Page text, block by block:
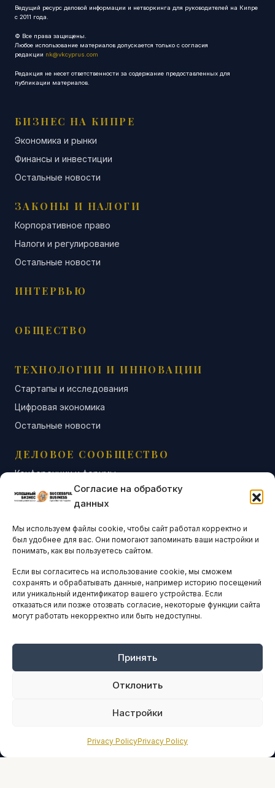
Согласие на обработку
данных
Мы используем файлы cookie, чтобы сайт работал корректно и
был удобнее для вас. Они помогают запоминать ваши настройки и
понимать, как вы пользуетесь сайтом.
Если вы согласитесь на использование cookie, мы сможем
сохранять и обрабатывать данные, например историю посещений
или уникальный идентификатор вашего устройства. Если
отказаться или позже отозвать согласие, некоторые функции сайта
могут работать некорректно или быть недоступны.
Принять
Отклонить
Настройки
Privacy PolicyPrivacy Policy
Ведущий ресурс деловой информации и нетворкинга для руководителей на Кипре
с 2011 года.
© Все права защищены.
Любое использование материалов допускается только с согласия
редакции nk@vkcyprus.com
Редакция не несет ответственности за содержание предоставленных для
публикации материалов.
БИЗНЕС НА КИПРЕ
Экономика и рынки
Финансы и инвестиции
Остальные новости
ЗАКОНЫ И НАЛОГИ
Корпоративное право
Налоги и регулирование
Остальные новости
ИНТЕРВЬЮ
ОБЩЕСТВО
ТЕХНОЛОГИИ И ИННОВАЦИИ
Стартапы и исследования
Цифровая экономика
Остальные новости
ДЕЛОВОЕ СООБЩЕСТВО
Конференции и форумы
Бизнес-клубы и ассоциации
Остальные новости
АНАЛИТИКА И СТАТИСТИКА
ARTICLES IN ENGLISH
НАВИГАЦИЯ
Оплата онлайн